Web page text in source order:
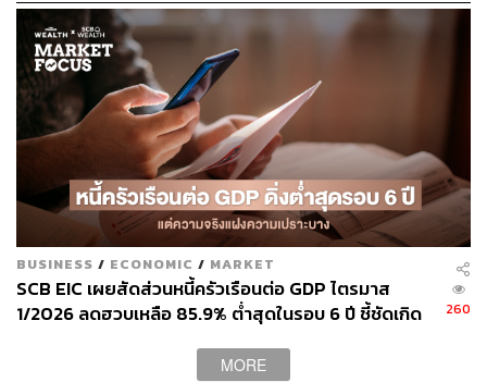
BUSINESS / ECONOMIC / MARKET
SCB EIC เผยสัดส่วนหนี้ครัวเรือนต่อ GDP ไตรมาส
1/2026 ลดฮวบเหลือ 85.9% ต่ำสุดในรอบ 6 ปี ชี้ชัดเกิด
260
MORE